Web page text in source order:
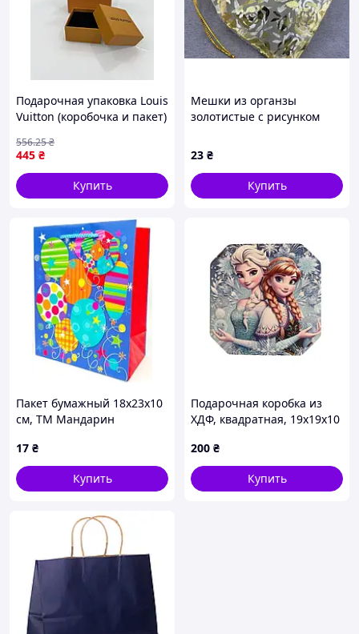
Подарочная упаковка Louis
Vuitton (коробочка и пакет)
445 ₴
556.25₴
Купить
Мешки из органзы
золотистые с рисунком
23 ₴
Купить
Пакет бумажный 18х23х10
см, ТМ Мандарин
17 ₴
Купить
Подарочная коробка из
ХДФ, квадратная, 19х19х10
200 ₴
Купить